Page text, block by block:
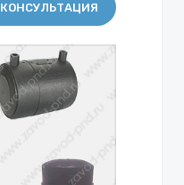
КОНСУЛЬТАЦИЯ